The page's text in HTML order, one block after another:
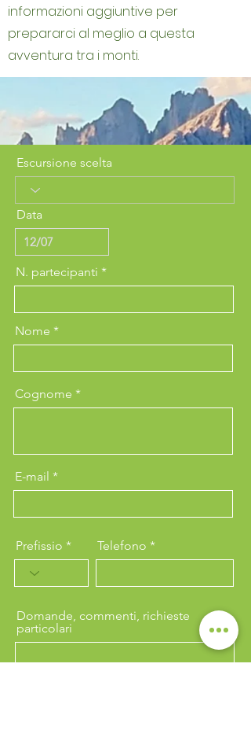
informazioni aggiuntive per
prepararci al meglio a questa
avventura tra i monti.
Escursione scelta
Data
N. partecipanti
Nome
Cognome
E-mail
Prefissio Telefono
Domande, commenti, richieste
particolari